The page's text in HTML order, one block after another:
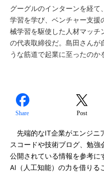
グーグルのインターンを経
学習を学び、ベンチャー支援
械学習を駆使した人材マッチ
の代表取締役だ。島田さんが
うな筋道で起業に至ったのか
Share Post
先端的なIT企業がエンジニ
スコードや技術ブログ、勉
公開されている情報を参考に
AI（人工知能）の力を借りる